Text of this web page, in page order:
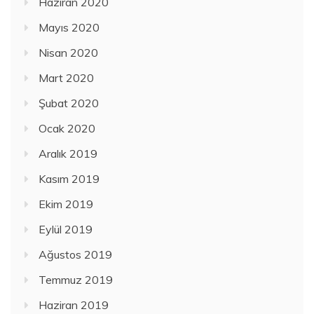
Mayıs 2020
Nisan 2020
Mart 2020
Şubat 2020
Ocak 2020
Aralık 2019
Kasım 2019
Ekim 2019
Eylül 2019
Ağustos 2019
Temmuz 2019
Haziran 2019